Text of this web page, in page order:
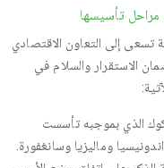
تأسيسھا
إلى التعاون الاقتصادي
الاستقرار والسلام في
بانكوك الذي بموجبه تأسست